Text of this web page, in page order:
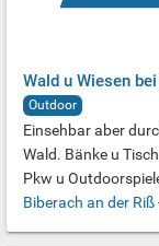
Wald u Wiesen
Outdoor
Einsehbar aber
Wald. Bänke u
Pkw u
Biberach an der Riß